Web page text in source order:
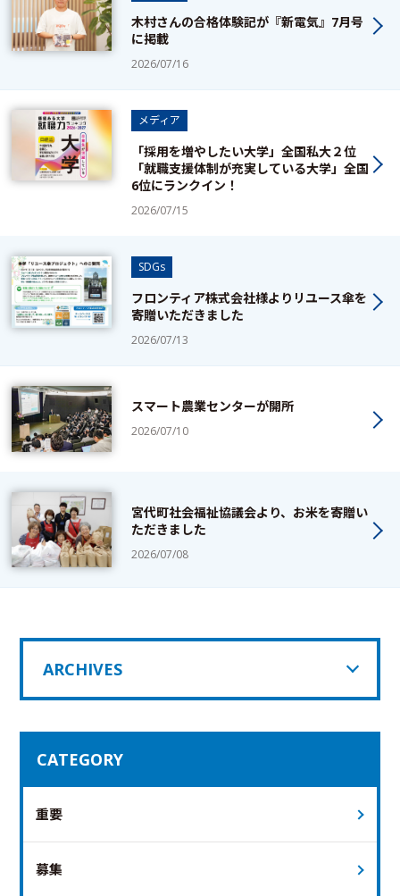
木村さんの合格体験記が『新電気』7月号
に掲載
2026/07/16
メディア
「採用を増やしたい大学」全国私大２位
「就職支援体制が充実している大学」全国
6位にランクイン！
2026/07/15
SDGs
フロンティア株式会社様よりリユース傘を
寄贈いただきました
2026/07/13
スマート農業センターが開所
2026/07/10
宮代町社会福祉協議会より、お米を寄贈い
ただきました
2026/07/08
ARCHIVES
CATEGORY
重要
募集